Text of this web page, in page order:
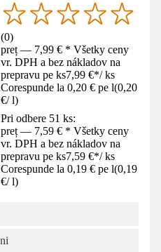
(0)
preț — 7,99 € * Všetky ceny
vr. DPH a bez nákladov na
prepravu pe ks7,99 €*/ ks
Corespunde la 0,20 € pe l(0,20
€/ l)
Pri odbere 51 ks:
preț — 7,59 € * Všetky ceny
vr. DPH a bez nákladov na
prepravu pe ks7,59 €*/ ks
Corespunde la 0,19 € pe l(0,19
€/ l)